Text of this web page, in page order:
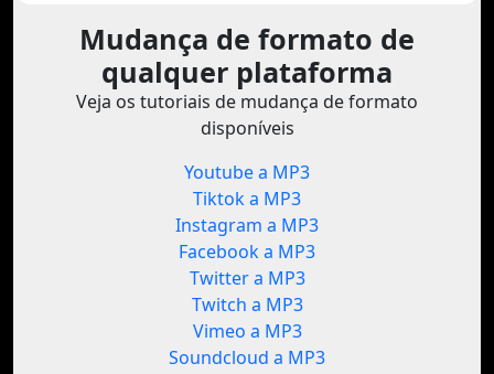
Mudança de formato de
qualquer plataforma
Veja os tutoriais de mudança de formato
disponíveis
Youtube a MP3
Tiktok a MP3
Instagram a MP3
Facebook a MP3
Twitter a MP3
Twitch a MP3
Vimeo a MP3
Soundcloud a MP3